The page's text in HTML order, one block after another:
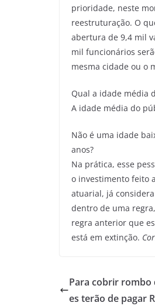
prioridade, neste
reestruturação. O
abertura de 9,4 mil
mil funcionários
mesma cidade ou o
Qual a idade média
A idade média do
Não é uma idade
anos?
Na prática, esse
o investimento feito
atuarial, já
dentro de uma
regra anterior que
está em extinção.
Para cobrir rombo
es terão de pagar